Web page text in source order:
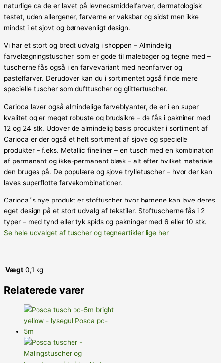
naturlige da de er lavet på levnedsmiddelfarver, dermatologisk
testet, uden allergener, farverne er vaksbar og sidst men ikke
mindst i et sjovt og børnevenligt design.
Vi har et stort og bredt udvalg i shoppen – Almindelig
farvelægningstuscher, som er gode til malebøger og tegne med –
tuscherne fås også i en farvevariant med neonfarver og
pastelfarver. Derudover kan du i sortimentet også finde mere
specielle tuscher som dufttuscher og glittertuscher.
Carioca laver også almindelige farveblyanter, de er i en super
kvalitet og er meget robuste og brudsikre – de fås i pakniner med
12 og 24 stk. Udover de almindelig basis produkter i sortiment af
Carioca er der også et helt sortiment af sjove og specielle
produkter – f.eks. Metallic fineliner – en tusch med en kombination
af permanent og ikke-permanent blæk – alt efter hvilket materiale
den bruges på. De populære og sjove trylletuscher – hvor der kan
laves superflotte farvekombinationer.
Carioca´s nye produkt er stoftuscher hvor børnene kan lave deres
eget design på et stort udvalg af tekstiler. Stoftuscherne fås i 2
typer – med tynd eller tyk spids og pakninger med 6 eller 10 stk.
Se hele udvalget af tuscher og tegneartikler lige her
Vægt 0,1 kg
Relaterede varer